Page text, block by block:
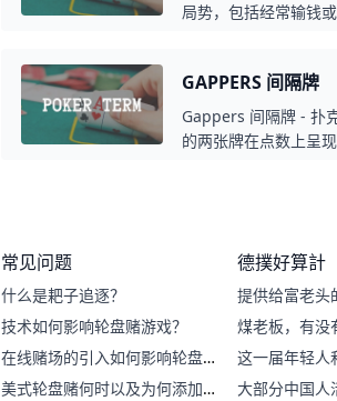
局势，包括经常输钱
GAPPERS 间隔牌
Gappers 间隔牌 - 扑
的两张牌在点数上呈
常见问题
什么是耙子追逐？
技术如何影响轮盘赌游戏？
在线赌场的引入如何影响轮盘赌
游戏？
美式轮盘赌何时以及为何添加双
德撲好算計
提供给富老头
你自己身上的
煤老板，有没
这一届年轻人
遇一样，困惑
大部分中国人